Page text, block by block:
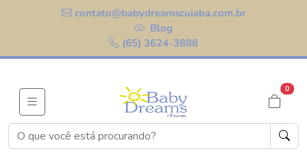
contato@babydreamscuiaba.com.br
Blog
(65) 3624-3888
0